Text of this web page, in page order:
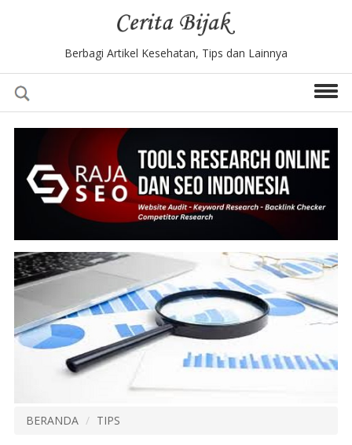
Berbagi Artikel Kesehatan, Tips dan Lainnya
BERANDA TIPS